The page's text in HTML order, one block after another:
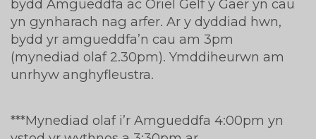
bydd Amgueddfa ac Oriel Gelf y Gaer yn cau
yn gynharach nag arfer. Ar y dyddiad hwn,
bydd yr amgueddfa’n cau am 3pm
(mynediad olaf 2.30pm). Ymddiheurwn am
unrhyw anghyfleustra.
***Mynediad olaf i’r Amgueddfa 4:00pm yn